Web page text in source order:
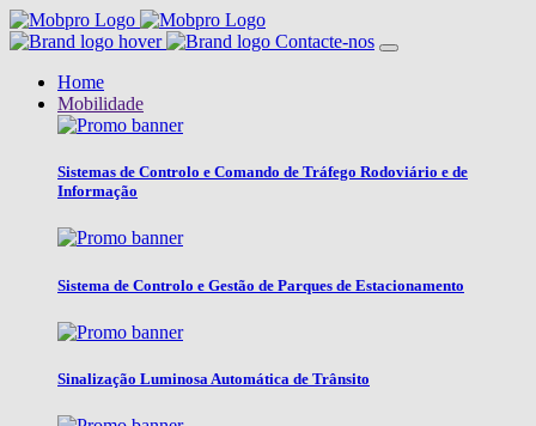
Contacte-nos
Home
Mobilidade
Sistemas de Controlo e Comando de Tráfego Rodoviário e de
Informação
Sistema de Controlo e Gestão de Parques de Estacionamento
Sinalização Luminosa Automática de Trânsito